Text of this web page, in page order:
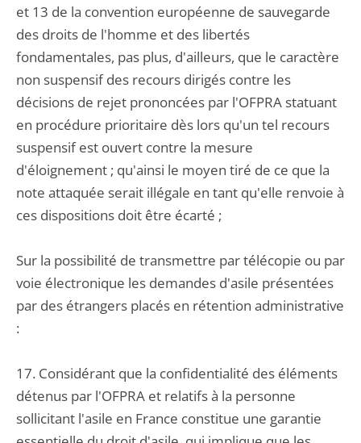
et 13 de la convention européenne de sauvegarde
des droits de l'homme et des libertés
fondamentales, pas plus, d'ailleurs, que le caractère
non suspensif des recours dirigés contre les
décisions de rejet prononcées par l'OFPRA statuant
en procédure prioritaire dès lors qu'un tel recours
suspensif est ouvert contre la mesure
d'éloignement ; qu'ainsi le moyen tiré de ce que la
note attaquée serait illégale en tant qu'elle renvoie à
ces dispositions doit être écarté ;
Sur la possibilité de transmettre par télécopie ou par
voie électronique les demandes d'asile présentées
par des étrangers placés en rétention administrative
:
17. Considérant que la confidentialité des éléments
détenus par l'OFPRA et relatifs à la personne
sollicitant l'asile en France constitue une garantie